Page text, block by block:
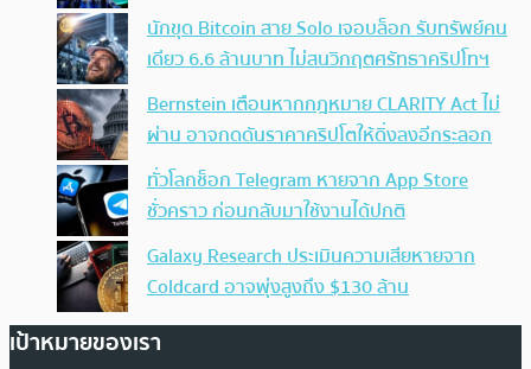
นักขุด Bitcoin สาย Solo เจอบล็อก รับทรัพย์คน
เดียว 6.6 ล้านบาท ไม่สนวิกฤตศรัทธาคริปโทฯ
Bernstein เตือนหากกฎหมาย CLARITY Act ไม่
ผ่าน อาจกดดันราคาคริปโตให้ดิ่งลงอีกระลอก
ทั่วโลกช็อก Telegram หายจาก App Store
ชั่วคราว ก่อนกลับมาใช้งานได้ปกติ
Galaxy Research ประเมินความเสียหายจาก
Coldcard อาจพุ่งสูงถึง $130 ล้าน
เป้าหมายของเรา